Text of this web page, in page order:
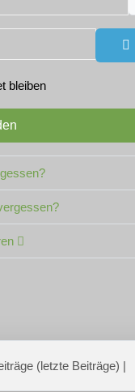
bleiben
(letzte Beiträge) |